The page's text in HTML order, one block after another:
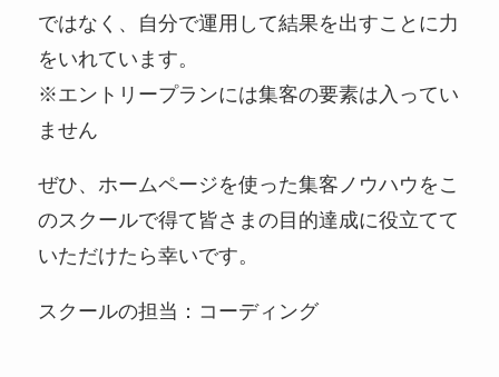
ではなく、自分で運用して結果を出すことに力
をいれています。
※エントリープランには集客の要素は入ってい
ません
ぜひ、ホームページを使った集客ノウハウをこ
のスクールで得て皆さまの目的達成に役立てて
いただけたら幸いです。
スクールの担当：コーディング